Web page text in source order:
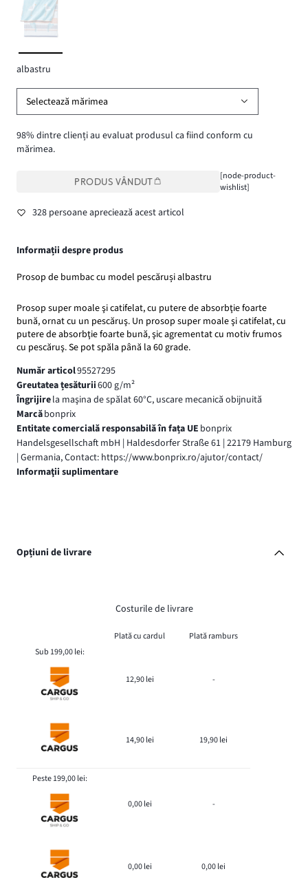
albastru
Selectează mărimea
98% dintre clienți au evaluat produsul ca fiind conform cu
mărimea.
PRODUS VÂNDUT
[node-product-
wishlist]
328 persoane apreciează acest articol
Informații despre produs
Prosop de bumbac cu model pescăruși albastru
Prosop super moale şi catifelat, cu putere de absorbţie foarte
bună, ornat cu un pescăruş. Un prosop super moale şi catifelat, cu
putere de absorbţie foarte bună, şic agrementat cu motiv frumos
cu pescăruş. Se pot spăla până la 60 grade.
Număr articol95527295
Greutatea țesăturii600 g/m²
Îngrijirela maşina de spălat 60°C, uscare mecanică obijnuită
Marcăbonprix
Entitate comercială responsabilă în fața UE bonprix
Handelsgesellschaft mbH | Haldesdorfer Straße 61 | 22179 Hamburg
| Germania, Contact: https://www.bonprix.ro/ajutor/contact/
Informaţii suplimentare
Opțiuni de livrare
Costurile de livrare
Plată cu cardul
Plată ramburs
Sub 199,00 lei:
12,90 lei -
14,90 lei 19,90 lei
Peste 199,00 lei:
0,00 lei -
0,00 lei 0,00 lei